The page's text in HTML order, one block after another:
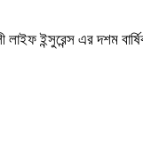
ইন্সুরেন্স এর দশম